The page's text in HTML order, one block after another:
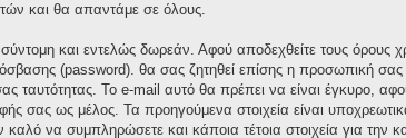
και θα απαντάμε σε όλους.
σύντομη και εντελώς δωρεάν. Αφού αποδεχθείτε τους
(password). θα σας ζητηθεί επίσης η προσωπική σας
ταυτότητας. Το e-mail αυτό θα πρέπει να είναι έγκυρο,
σας ως μέλος. Τα προηγούμενα στοιχεία είναι
να συμπληρώσετε και κάποια τέτοια στοιχεία για την